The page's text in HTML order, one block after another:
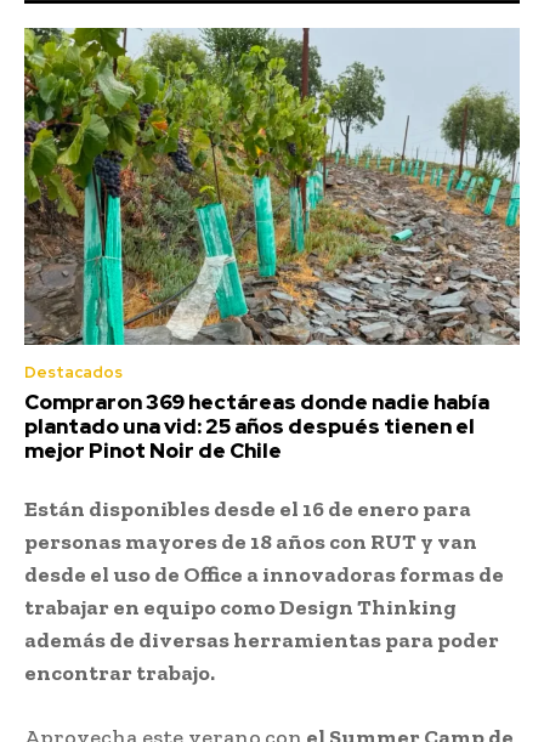
Destacados
Compraron 369 hectáreas donde nadie había
plantado una vid: 25 años después tienen el
mejor Pinot Noir de Chile
Están disponibles desde el 16 de enero para
personas mayores de 18 años con RUT y van
desde el uso de Office a innovadoras formas de
trabajar en equipo como Design Thinking
además de diversas herramientas para poder
encontrar trabajo.